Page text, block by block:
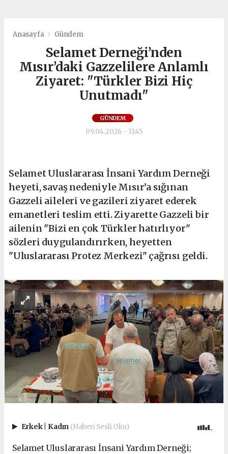
Anasayfa Gündem
Selamet Derneği’nden
Mısır’daki Gazzelilere Anlamlı
Ziyaret: "Türkler Bizi Hiç
Unutmadı"
GÜNDEM
09.04.2026 - 11:45
Selamet Uluslararası İnsani Yardım Derneği
heyeti, savaş nedeniyle Mısır’a sığınan
Gazzeli aileleri ve gazileri ziyaret ederek
emanetleri teslim etti. Ziyarette Gazzeli bir
ailenin "Bizi en çok Türkler hatırlıyor"
sözleri duygulandırırken, heyetten
"Uluslararası Protez Merkezi" çağrısı geldi.
Erkek Kadın (Haberi Sesli Oku)
Selamet Uluslararası İnsani Yardım Derneği;